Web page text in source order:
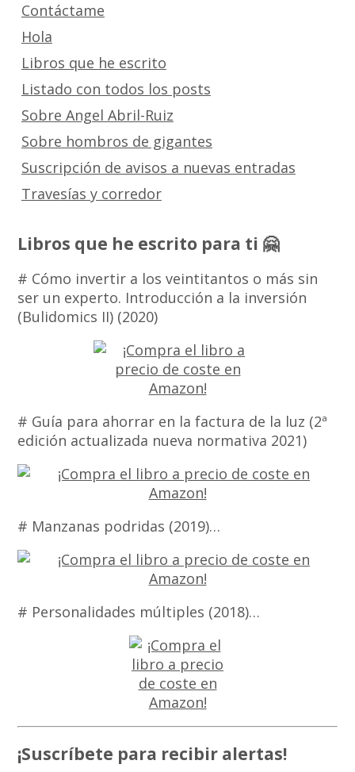
Contáctame
Hola
Libros que he escrito
Listado con todos los posts
Sobre Angel Abril-Ruiz
Sobre hombros de gigantes
Suscripción de avisos a nuevas entradas
Travesías y corredor
Libros que he escrito para ti 🤗
# Cómo invertir a los veintitantos o más sin
ser un experto. Introducción a la inversión
(Bulidomics II) (2020)
# Guía para ahorrar en la factura de la luz (2ª
edición actualizada nueva normativa 2021)
# Manzanas podridas (2019)…
# Personalidades múltiples (2018)…
¡Suscríbete para recibir alertas!